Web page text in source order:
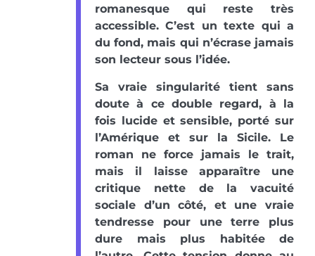
romanesque qui reste très
accessible. C’est un texte qui a
du fond, mais qui n’écrase jamais
son lecteur sous l’idée.
Sa vraie singularité tient sans
doute à ce double regard, à la
fois lucide et sensible, porté sur
l’Amérique et sur la Sicile. Le
roman ne force jamais le trait,
mais il laisse apparaître une
critique nette de la vacuité
sociale d’un côté, et une vraie
tendresse pour une terre plus
dure mais plus habitée de